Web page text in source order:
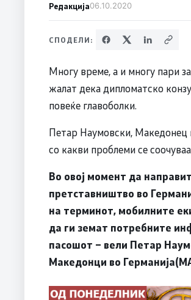
Редакција06.10.2020
СПОДЕЛИ:
Многу време, а и многу пари
жалат дека дипломатско
повеќе главоболки.
Петар Наумовски, Македонец
со какви проблеми се
Во овој момент да
претставништво во
на терминот, мобилните
да ги земат потребните
пасошот – вели Петар
Македонци во